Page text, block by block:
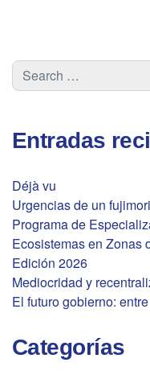
Entradas
Déjà vu
Urgencias de un
Programa de
Ecosistemas en Zonas
Edición 2026
Mediocridad y
El futuro gobierno:
Categorías